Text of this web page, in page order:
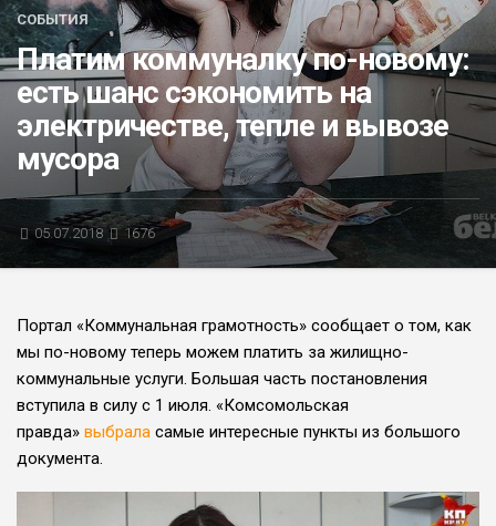
БЛИЦ-ОПРОС
АФИША
СОБЫТИЯ
Платим коммуналку по-новому:
есть шанс сэкономить на
электричестве, тепле и вывозе
мусора
05.07.2018 1676
Портал «Коммунальная грамотность» сообщает о том, как
мы по-новому теперь можем платить за жилищно-
коммунальные услуги. Большая часть постановления
вступила в силу с 1 июля. «Комсомольская
правда» выбрала самые интересные пункты из большого
документа.